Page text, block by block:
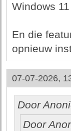
Windows
En die
opnieuw
07-07-2026,
Door
Door